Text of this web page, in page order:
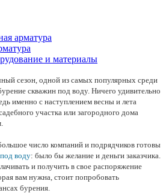
арматура
и материалы
сезон, одной из самых популярных среди
скважин под воду. Ничего удивительно
именно с наступлением весны и лета
участка или загородного дома
число компаний и подрядчиков готовы
воду: было бы желание и деньги заказчика.
и получить в свое распоряжение
вам нужна, стоит попробовать
бурения.